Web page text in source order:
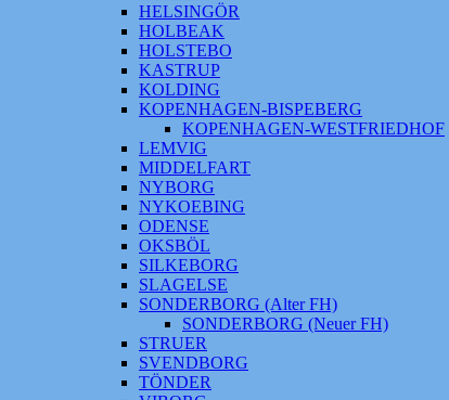
HELSINGÖR
HOLBEAK
HOLSTEBO
KASTRUP
KOLDING
KOPENHAGEN-BISPEBERG
KOPENHAGEN-WESTFRIEDHOF
LEMVIG
MIDDELFART
NYBORG
NYKOEBING
ODENSE
OKSBÖL
SILKEBORG
SLAGELSE
SONDERBORG (Alter FH)
SONDERBORG (Neuer FH)
STRUER
SVENDBORG
TÖNDER